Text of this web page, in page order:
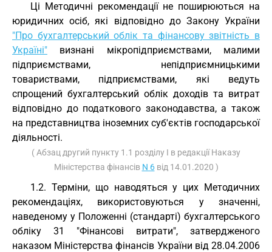
Ці Методичні рекомендації не поширюються на
юридичних осіб, які відповідно до Закону України
"Про бухгалтерський облік та фінансову звітність в
Україні" визнані мікропідприємствами, малими
підприємствами, непідприємницькими
товариствами, підприємствами, які ведуть
спрощений бухгалтерський облік доходів та витрат
відповідно до податкового законодавства, а також
на представництва іноземних суб'єктів господарської
діяльності.
( Абзац другий пункту 1.1 розділу I в редакції Наказу
Міністерства фінансів N 6від 14.01.2020 )
1.2. Терміни, що наводяться у цих Методичних
рекомендаціях, використовуються у значенні,
наведеному у Положенні (стандарті) бухгалтерського
обліку 31 "Фінансові витрати", затвердженого
наказом Міністерства фінансів України від 28.04.2006